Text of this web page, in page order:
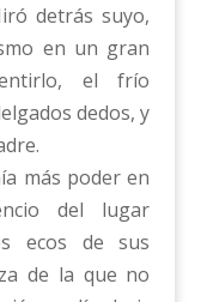
detrás suyo,
en un gran
el frío
dedos, y
más poder en
del lugar
ecos de sus
de la que no